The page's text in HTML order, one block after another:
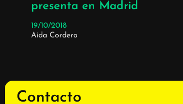
presenta en Madrid
19/10/2018
Aida Cordero
Contacto